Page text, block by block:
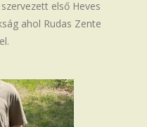
első Heves
ahol Rudas Zente